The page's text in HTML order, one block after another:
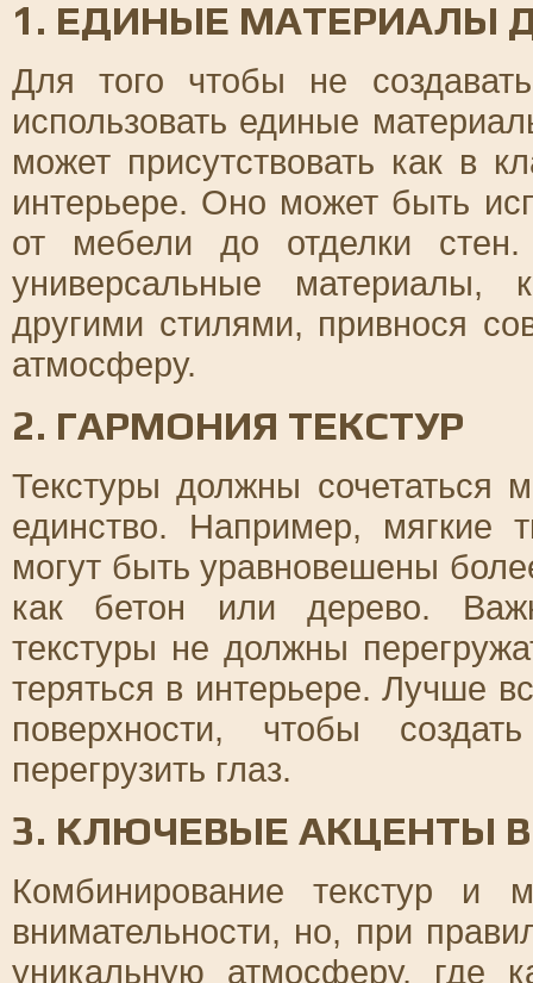
1. ЕДИНЫЕ МАТЕРИАЛЫ
Для того чтобы не
использовать единые
может присутствовать как в
интерьере. Оно может быть
от мебели до отделки
универсальные материалы,
другими стилями, привнося
атмосферу.
2. ГАРМОНИЯ ТЕКСТУР
Текстуры должны сочетаться
единство. Например, мягкие
могут быть уравновешены
как бетон или дерево.
текстуры не должны
теряться в интерьере. Лучше
поверхности, чтобы
перегрузить глаз.
3. КЛЮЧЕВЫЕ АКЦЕНТЫ
Комбинирование текстур и
внимательности, но, при
уникальную атмосферу, где